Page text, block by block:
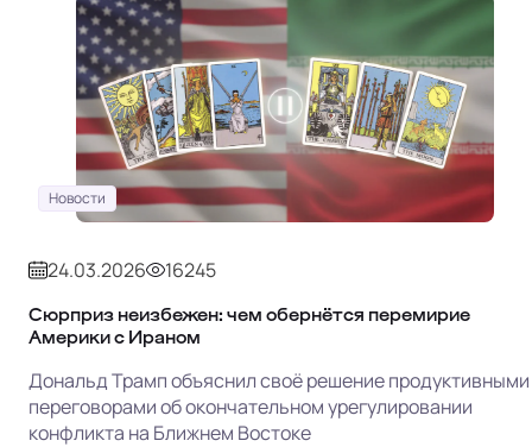
Новости
24.03.2026 16245
Сюрприз неизбежен: чем обернётся перемирие
Америки с Ираном
Дональд Трамп объяснил своё решение продуктивными
переговорами об окончательном урегулировании
конфликта на Ближнем Востоке